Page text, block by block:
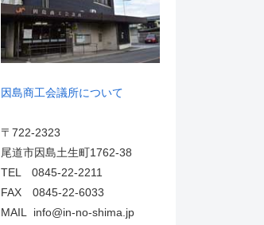
因島商工会議所について
〒722-2323
尾道市因島土生町1762-38
TEL 0845-22-2211
FAX 0845-22-6033
MAIL info@in-no-shima.jp